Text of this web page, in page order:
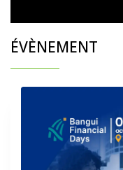
ÉVÈNEMENT